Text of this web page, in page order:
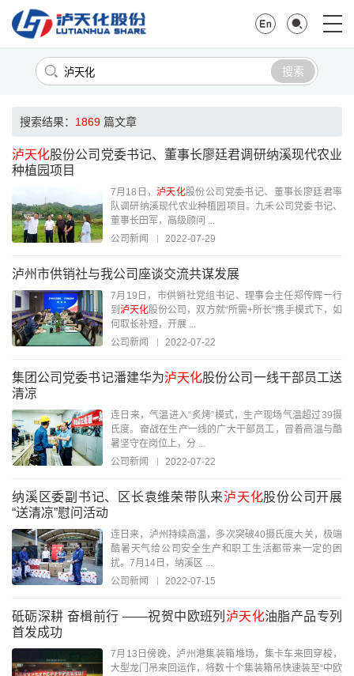
搜索
搜索结果： 1869 篇文章
泸天化股份公司党委书记、董事长廖廷君调研纳溪现代农业
种植园项目
7月18日， 泸天化股份公司党委书记、董事长廖廷君率
队调研纳溪现代农业种植园项目。九禾公司党委书记、
董事长田军，高级顾问 ...
公司新闻
2022-07-29
泸州市供销社与我公司座谈交流共谋发展
7月19日，市供销社党组书记、理事会主任郑传辉一行
到 泸天化股份公司，双方就“所需+所长”携手模式下，如
何取长补短，开展 ...
公司新闻
2022-07-22
集团公司党委书记潘建华为泸天化股份公司一线干部员工送
清凉
连日来，气温进入“炙烤”模式，生产现场气温超过39摄
氏度。奋战在生产一线的广大干部员工，冒着高温与酷
暑坚守在岗位上，分 ...
公司新闻
2022-07-22
纳溪区委副书记、区长袁维荣带队来泸天化股份公司开展
“送清凉”慰问活动
连日来，泸州持续高温，多次突破40摄氏度大关，极端
酷暑天气给公司安全生产和职工生活都带来一定的困
扰。7月14日，纳溪区 ...
公司新闻
2022-07-15
砥砺深耕 奋楫前行 ——祝贺中欧班列 泸天化油脂产品专列
首发成功
7月13日傍晚，泸州港集装箱堆场，集卡车来回穿梭，
大型龙门吊来回运作，将数十个集装箱吊快速装至“中欧